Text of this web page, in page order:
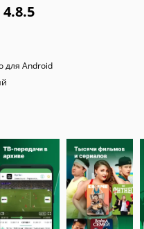
для Android